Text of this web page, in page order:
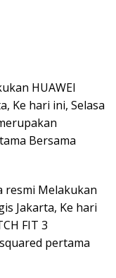
HUAWEI
Ke hari ini, Selasa
Bersama
resmi Melakukan
Jakarta, Ke hari
FIT 3
pertama